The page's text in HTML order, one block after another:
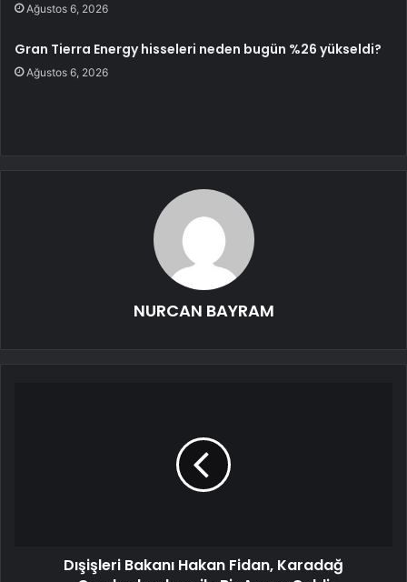
Ağustos 6, 2026
Gran Tierra Energy hisseleri neden bugün %26 yükseldi?
Ağustos 6, 2026
NURCAN BAYRAM
Dışişleri Bakanı Hakan Fidan, Karadağ